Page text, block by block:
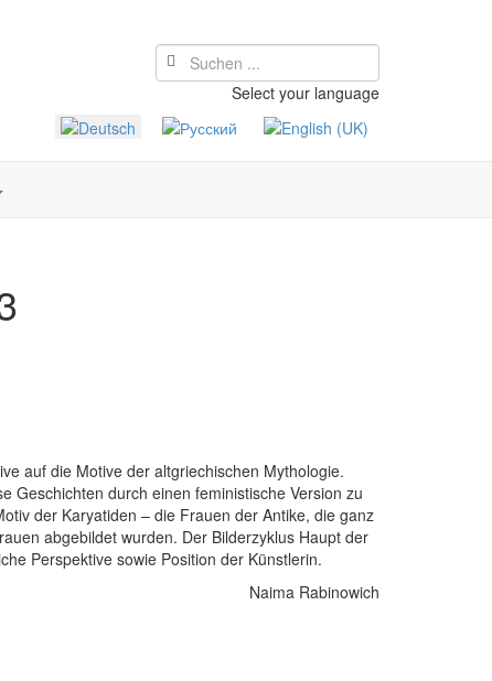
Select your language
auf die Motive der altgriechischen Mythologie.
Geschichten durch einen feministische Version zu
der Karyatiden – die Frauen der Antike, die ganz
abgebildet wurden. Der Bilderzyklus Haupt der
Perspektive sowie Position der Künstlerin.
Naima Rabinowich